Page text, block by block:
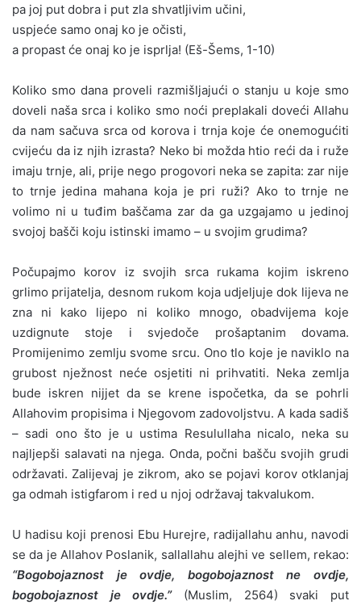
pa joj put dobra i put zla shvatljivim učini,
uspjeće samo onaj ko je očisti,
a propast će onaj ko je isprlja! (Eš-Šems, 1-10)
Koliko smo dana proveli razmišljajući o stanju u koje smo
doveli naša srca i koliko smo noći preplakali doveći Allahu
da nam sačuva srca od korova i trnja koje će onemogućiti
cvijeću da iz njih izrasta? Neko bi možda htio reći da i ruže
imaju trnje, ali, prije nego progovori neka se zapita: zar nije
to trnje jedina mahana koja je pri ruži? Ako to trnje ne
volimo ni u tuđim baščama zar da ga uzgajamo u jedinoj
svojoj bašči koju istinski imamo – u svojim grudima?
Počupajmo korov iz svojih srca rukama kojim iskreno
grlimo prijatelja, desnom rukom koja udjeljuje dok lijeva ne
zna ni kako lijepo ni koliko mnogo, obadvijema koje
uzdignute stoje i svjedoče prošaptanim dovama.
Promijenimo zemlju svome srcu. Ono tlo koje je naviklo na
grubost nježnost neće osjetiti ni prihvatiti. Neka zemlja
bude iskren nijjet da se krene ispočetka, da se pohrli
Allahovim propisima i Njegovom zadovoljstvu. A kada sadiš
– sadi ono što je u ustima Resulullaha nicalo, neka su
najljepši salavati na njega. Onda, počni bašču svojih grudi
održavati. Zalijevaj je zikrom, ako se pojavi korov otklanjaj
ga odmah istigfarom i red u njoj održavaj takvalukom.
U hadisu koji prenosi Ebu Hurejre, radijallahu anhu, navodi
se da je Allahov Poslanik, sallallahu alejhi ve sellem, rekao:
“Bogobojaznost je ovdje, bogobojaznost ne ovdje,
bogobojaznost je ovdje.”
(Muslim, 2564) svaki put